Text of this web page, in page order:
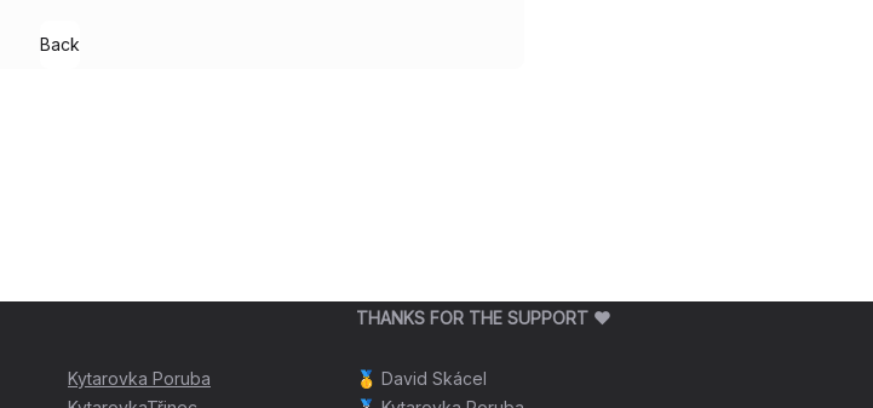
Back
Kytarovka Poruba
THANKS FOR THE SUPPORT ❤️
🥇 David Skácel